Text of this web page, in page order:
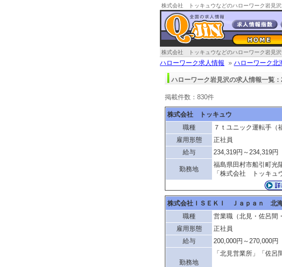
株式会社 トッキュウなどのハローワーク岩見沢
株式会社 トッキュウなどのハローワーク岩見
ハローワーク求人情報 » ハローワーク北
ハローワーク岩見沢の求人情報一覧：
掲載件数：830件
株式会社 トッキュウ
職種
７ｔユニック運転手（
雇用形態
正社員
給与
234,319円～234,319円
勤務地
福島県田村市船引町光
「株式会社 トッキュ
株式会社ＩＳＥＫＩ Ｊａｐａｎ 北
職種
営業職（北見・佐呂間
雇用形態
正社員
給与
200,000円～270,000円
勤務地
「北見営業所」「佐呂